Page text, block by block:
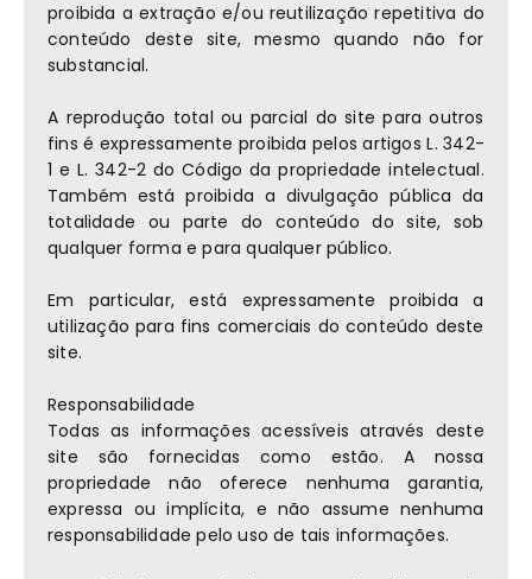
proibida a extração e/ou reutilização repetitiva do
conteúdo deste site, mesmo quando não for
substancial.
A reprodução total ou parcial do site para outros
fins é expressamente proibida pelos artigos L. 342-
1 e L. 342-2 do Código da propriedade intelectual.
Também está proibida a divulgação pública da
totalidade ou parte do conteúdo do site, sob
qualquer forma e para qualquer público.
Em particular, está expressamente proibida a
utilização para fins comerciais do conteúdo deste
site.
Responsabilidade
Todas as informações acessíveis através deste
site são fornecidas como estão. A nossa
propriedade não oferece nenhuma garantia,
expressa ou implícita, e não assume nenhuma
responsabilidade pelo uso de tais informações.